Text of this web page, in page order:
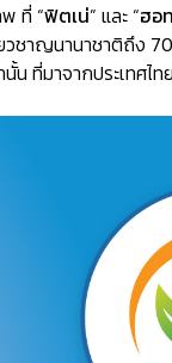
ที่ “ฟิตเน่” และ “ฮอ
ชาญนานาชาติถึง
นั้น ที่มาจากประเทศไท